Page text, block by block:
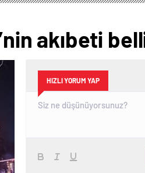
akıbeti
HIZLI YORUM YAP